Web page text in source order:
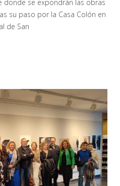
donde se expondrán las obras
su paso por la Casa Colón en
de San